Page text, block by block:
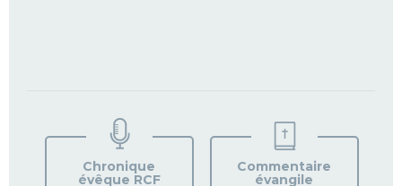
VOTRE
PAROISSE
Chronique
évêque RCF
Commentaire
évangile